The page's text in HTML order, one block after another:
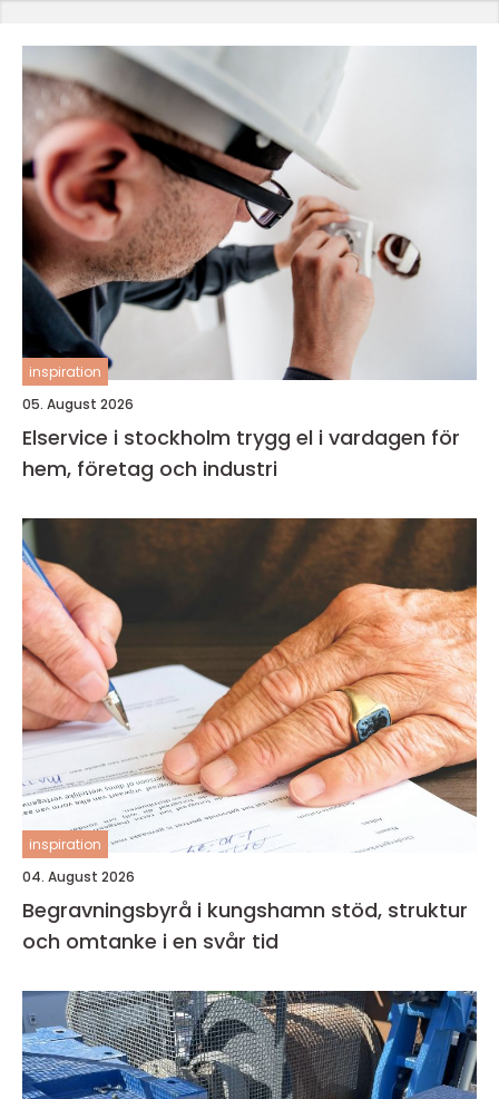
inspiration
05. August 2026
Elservice i stockholm trygg el i vardagen för
hem, företag och industri
inspiration
04. August 2026
Begravningsbyrå i kungshamn stöd, struktur
och omtanke i en svår tid